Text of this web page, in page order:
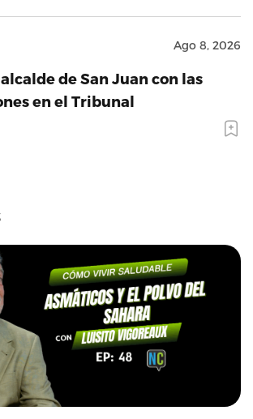
Ago 8, 2026
de San Juan con las
en el Tribunal